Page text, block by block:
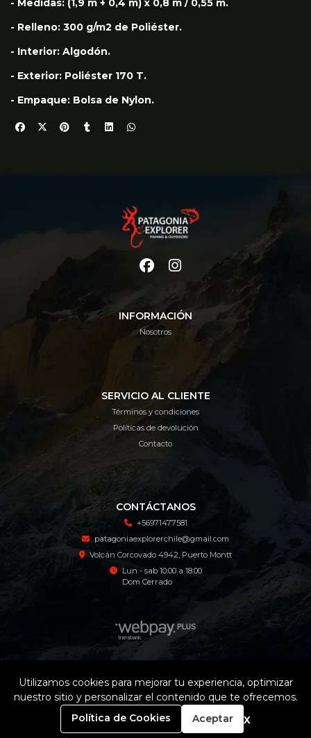
- Medidas: (1,9 m + 0,4 m) x 0,8 m / 0,55 m.
- Relleno: 300 g/m2 de Poliéster.
- Interior: Algodón.
- Exterior: Poliéster 170 T.
- Empaque: Bolsa de Nylon.
INFORMACIÓN
Nosotros
SERVICIO AL CLIENTE
Términos y condiciones
Políticas de devolución
Contacto
CONTÁCTANOS
+56971477581
patagoniaexplorerchile@gmail.com
Volcán Corcovado 4942, Puerto Montt
Lun - sab 10:00 a 18:00
Dom Cerrado
Patagonia Explorer Tienda Online © 2026
¿Te gusta mi tienda? Yo vendo conBsale
0
Utilizamos cookies para mejorar tu experiencia, optimizar
nuestro sitio y personalizar el contenido que te ofrecemos.
Política de Cookies
Aceptar x